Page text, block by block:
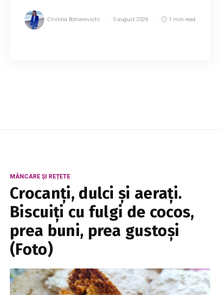
Cristina Botnarevschi 5 august 2026 1 min read
MÂNCARE ȘI REȚETE
Crocanți, dulci și aerați.
Biscuiți cu fulgi de cocos,
prea buni, prea gustoși
(Foto)